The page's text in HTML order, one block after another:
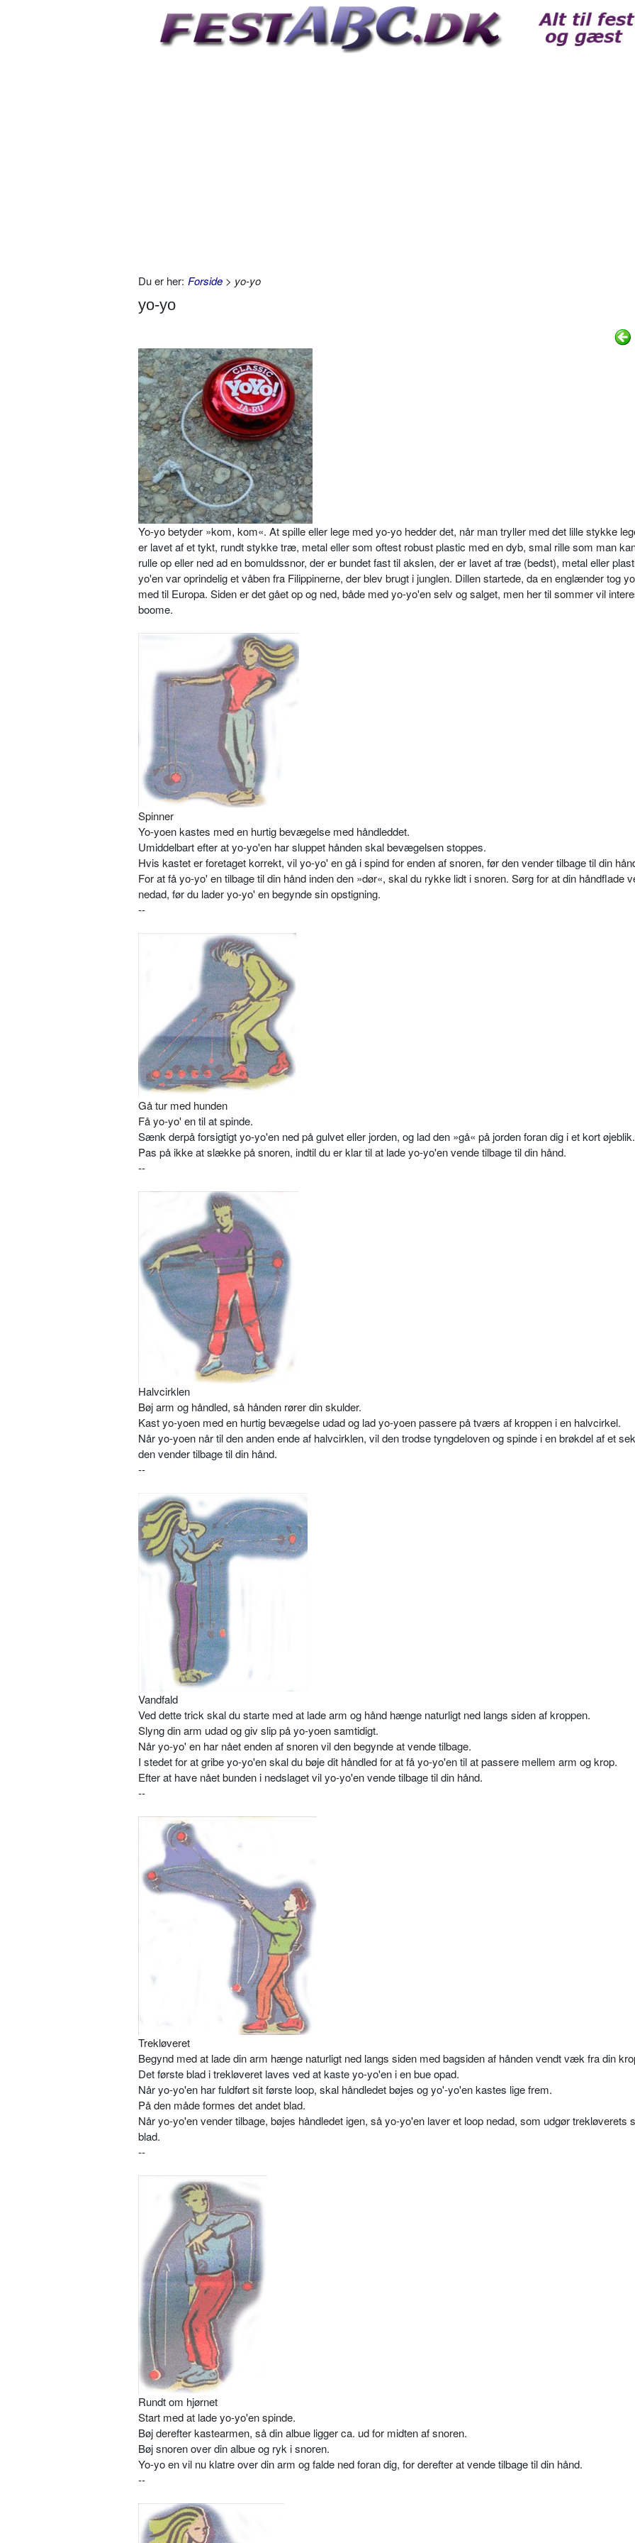
Du er her: Forside > yo-yo
yo-yo
Yo-yo betyder »kom, kom«. At spille eller lege med yo-yo hedder det, når man tryller med det lille stykke
er lavet af et tykt, rundt stykke træ, metal eller som oftest robust plastic med en dyb, smal rille som man
rulle op eller ned ad en bomuldssnor, der er bundet fast til akslen, der er lavet af træ (bedst), metal eller
yo'en var oprindelig et våben fra Filippinerne, der blev brugt i junglen. Dillen startede, da en englænder tog
med til Europa. Siden er det gået op og ned, både med yo-yo'en selv og salget, men her til sommer vil
boome.
Spinner
Yo-yoen kastes med en hurtig bevægelse med håndleddet.
Umiddelbart efter at yo-yo'en har sluppet hånden skal bevægelsen stoppes.
Hvis kastet er foretaget korrekt, vil yo-yo' en gå i spind for enden af snoren, før den vender tilbage til din
For at få yo-yo' en tilbage til din hånd inden den »dør«, skal du rykke lidt i snoren. Sørg for at din håndflade
nedad, før du lader yo-yo' en begynde sin opstigning.
--
Gå tur med hunden
Få yo-yo' en til at spinde.
Sænk derpå forsigtigt yo-yo'en ned på gulvet eller jorden, og lad den »gå« på jorden foran dig i et kort øjeblik.
Pas på ikke at slække på snoren, indtil du er klar til at lade yo-yo'en vende tilbage til din hånd.
--
Halvcirklen
Bøj arm og håndled, så hånden rører din skulder.
Kast yo-yoen med en hurtig bevægelse udad og lad yo-yoen passere på tværs af kroppen i en halvcirkel.
Når yo-yoen når til den anden ende af halvcirklen, vil den trodse tyngdeloven og spinde i en brøkdel af et
den vender tilbage til din hånd.
--
Vandfald
Ved dette trick skal du starte med at lade arm og hånd hænge naturligt ned langs siden af kroppen.
Slyng din arm udad og giv slip på yo-yoen samtidigt.
Når yo-yo' en har nået enden af snoren vil den begynde at vende tilbage.
I stedet for at gribe yo-yo'en skal du bøje dit håndled for at få yo-yo'en til at passere mellem arm og krop.
Efter at have nået bunden i nedslaget vil yo-yo'en vende tilbage til din hånd.
--
Trekløveret
Begynd med at lade din arm hænge naturligt ned langs siden med bagsiden af hånden vendt væk fra din
Det første blad i trekløveret laves ved at kaste yo-yo'en i en bue opad.
Når yo-yo'en har fuldført sit første loop, skal håndledet bøjes og yo'-yo'en kastes lige frem.
På den måde formes det andet blad.
Når yo-yo'en vender tilbage, bøjes håndledet igen, så yo-yo'en laver et loop nedad, som udgør trekløverets
blad.
--
Rundt om hjørnet
Start med at lade yo-yo'en spinde.
Bøj derefter kastearmen, så din albue ligger ca. ud for midten af snoren.
Bøj snoren over din albue og ryk i snoren.
Yo-yo en vil nu klatre over din arm og falde ned foran dig, for derefter at vende tilbage til din hånd.
--